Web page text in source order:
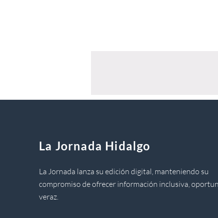
La Jornada Hidalgo
La Jornada lanza su edición digital, manteniendo su
compromiso de ofrecer información inclusiva,
veraz.